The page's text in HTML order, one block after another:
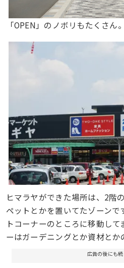
「OPEN」のノボリもたくさん。
ヒマラヤができた場所は、2階
ペットとかを置いてたゾーンで
トコーナーのところに移動し
ーはガーデニングとか資材とか
広告の後にも